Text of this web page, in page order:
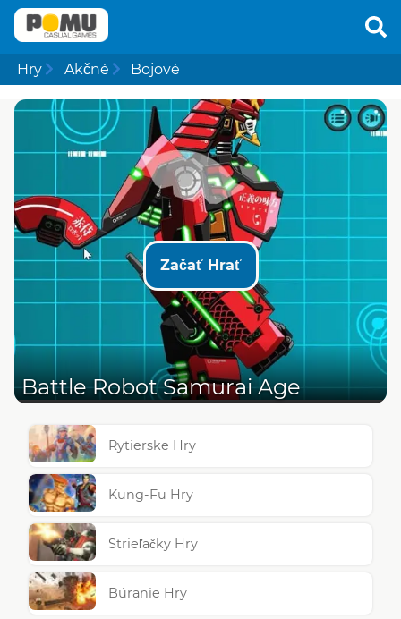
Hry Akčné Bojové
Začať Hrať
Battle Robot Samurai Age
Rytierske Hry
Kung-Fu Hry
Strieľačky Hry
Búranie Hry